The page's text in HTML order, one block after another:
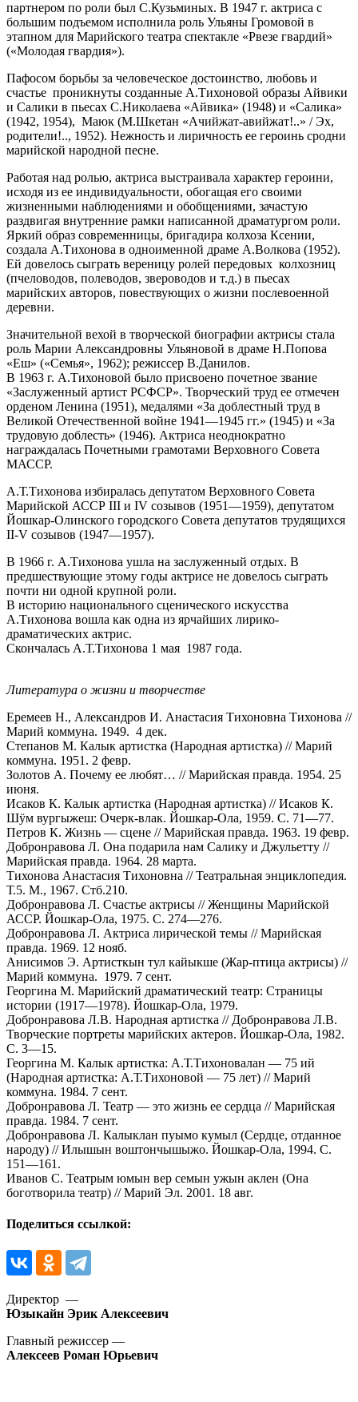
партнером по роли был С.Кузьминых. В 1947 г. актриса с
большим подъемом исполнила роль Ульяны Громовой в
этапном для Марийского театра спектакле «Рвезе гвардий»
(«Молодая гвардия»).
Пафосом борьбы за человеческое достоинство, любовь и
счастье проникнуты созданные А.Тихоновой образы Айвики
и Салики в пьесах С.Николаева «Айвика» (1948) и «Салика»
(1942, 1954), Маюк (М.Шкетан «Ачийжат-авийжат!..» / Эх,
родители!.., 1952). Нежность и лиричность ее героинь сродни
марийской народной песне.
Работая над ролью, актриса выстраивала характер героини,
исходя из ее индивидуальности, обогащая его своими
жизненными наблюдениями и обобщениями, зачастую
раздвигая внутренние рамки написанной драматургом роли.
Яркий образ современницы, бригадира колхоза Ксении,
создала А.Тихонова в одноименной драме А.Волкова (1952).
Ей довелось сыграть вереницу ролей передовых колхозниц
(пчеловодов, полеводов, звероводов и т.д.) в пьесах
марийских авторов, повествующих о жизни послевоенной
деревни.
Значительной вехой в творческой биографии актрисы стала
роль Марии Александровны Ульяновой в драме Н.Попова
«Еш» («Семья», 1962); режиссер В.Данилов.
В 1963 г. А.Тихоновой было присвоено почетное звание
«Заслуженный артист РСФСР». Творческий труд ее отмечен
орденом Ленина (1951), медалями «За доблестный труд в
Великой Отечественной войне 1941—1945 гг.» (1945) и «За
трудовую доблесть» (1946). Актриса неоднократно
награждалась Почетными грамотами Верховного Совета
МАССР.
А.Т.Тихонова избиралась депутатом Верховного Совета
Марийской АССР III и IV созывов (1951—1959), депутатом
Йошкар-Олинского городского Совета депутатов трудящихся
II-V созывов (1947—1957).
В 1966 г. А.Тихонова ушла на заслуженный отдых. В
предшествующие этому годы актрисе не довелось сыграть
почти ни одной крупной роли.
В историю национального сценического искусства
А.Тихонова вошла как одна из ярчайших лирико-
драматических актрис.
Скончалась А.Т.Тихонова 1 мая 1987 года.
Литература о жизни и творчестве
Еремеев Н., Александров И. Анастасия Тихоновна Тихонова //
Марий коммуна. 1949. 4 дек.
Степанов М. Калык артистка (Народная артистка) // Марий
коммуна. 1951. 2 февр.
Золотов А. Почему ее любят… // Марийская правда. 1954. 25
июня.
Исаков К. Калык артистка (Народная артистка) // Исаков К.
Шӱм вургыжеш: Очерк-влак. Йошкар-Ола, 1959. С. 71—77.
Петров К. Жизнь — сцене // Марийская правда. 1963. 19 февр.
Добронравова Л. Она подарила нам Салику и Джульетту //
Марийская правда. 1964. 28 марта.
Тихонова Анастасия Тихоновна // Театральная энциклопедия.
Т.5. М., 1967. Стб.210.
Добронравова Л. Счастье актрисы // Женщины Марийской
АССР. Йошкар-Ола, 1975. С. 274—276.
Добронравова Л. Актриса лирической темы // Марийская
правда. 1969. 12 нояб.
Анисимов Э. Артисткын тул кайыкше (Жар-птица актрисы) //
Марий коммуна. 1979. 7 сент.
Георгина М. Марийский драматический театр: Страницы
истории (1917—1978). Йошкар-Ола, 1979.
Добронравова Л.В. Народная артистка // Добронравова Л.В.
Творческие портреты марийских актеров. Йошкар-Ола, 1982.
С. 3—15.
Георгина М. Калык артистка: А.Т.Тихоновалан — 75 ий
(Народная артистка: А.Т.Тихоновой — 75 лет) // Марий
коммуна. 1984. 7 сент.
Добронравова Л. Театр — это жизнь ее сердца // Марийская
правда. 1984. 7 сент.
Добронравова Л. Калыклан пуымо кумыл (Сердце, отданное
народу) // Илышын воштончышыжо. Йошкар-Ола, 1994. С.
151—161.
Иванов С. Театрым юмын вер семын ужын аклен (Она
боготворила театр) // Марий Эл. 2001. 18 авг.
Поделиться ссылкой:
Директор —
Юзыкайн Эрик Алексеевич
Главный режиссер —
Алексеев Роман Юрьевич